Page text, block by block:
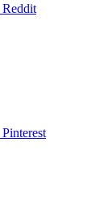
Reddit
Pinterest